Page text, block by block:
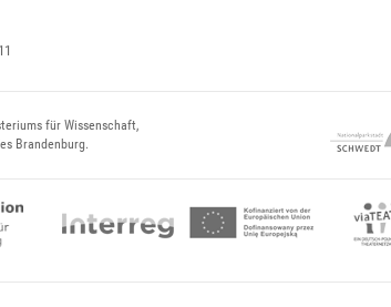
für Wissenschaft,
Brandenburg.